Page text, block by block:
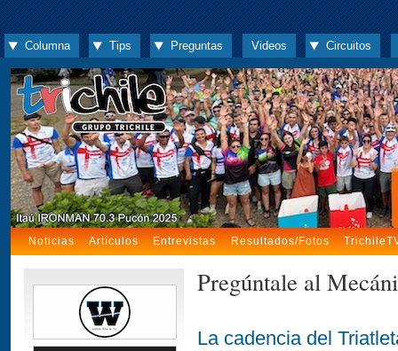
Columna Tips Preguntas Videos Circuitos
Noticias Artículos Entrevistas Resultados/Fotos
Pregúntale al
La cadencia del